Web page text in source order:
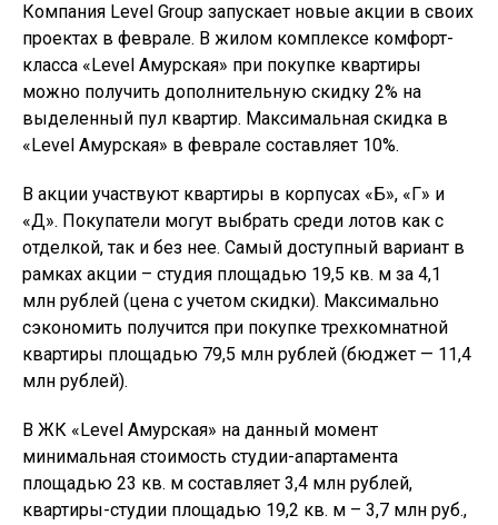
Компания Level Group запускает новые акции в своих
проектах в феврале. В жилом комплексе комфорт-
класса «Level Амурская» при покупке квартиры
можно получить дополнительную скидку 2% на
выделенный пул квартир. Максимальная скидка в
«Level Амурская» в феврале составляет 10%.
В акции участвуют квартиры в корпусах «Б», «Г» и
«Д». Покупатели могут выбрать среди лотов как с
отделкой, так и без нее. Самый доступный вариант в
рамках акции – студия площадью 19,5 кв. м за 4,1
млн рублей (цена с учетом скидки). Максимально
сэкономить получится при покупке трехкомнатной
квартиры площадью 79,5 млн рублей (бюджет — 11,4
млн рублей).
В ЖК «Level Амурская» на данный момент
минимальная стоимость студии-апартамента
площадью 23 кв. м составляет 3,4 млн рублей,
квартиры-студии площадью 19,2 кв. м – 3,7 млн руб.,